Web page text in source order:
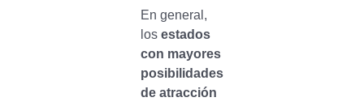
En general,
los estados
con mayores
posibilidades
de atracción